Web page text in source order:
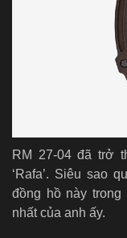
RM 27-04 đã trở
‘Rafa’. Siêu sao
đồng hồ này trong
nhất của anh ấy.